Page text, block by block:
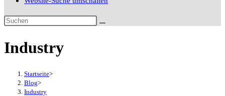
Industry
Startseite>
Blog>
Industry